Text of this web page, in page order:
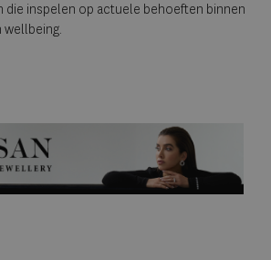
inspelen op actuele behoeften binnen
wellbeing.